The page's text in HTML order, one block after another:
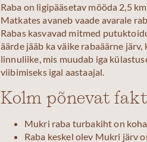
Raba on ligipääsetav mööda 2,5
Matkates avaneb vaade avarale
Rabas kasvavad mitmed
äärde jääb ka väike rabaäärne
linnuliike, mis muudab iga
viibimiseks igal aastaajal.
Kolm põnevat
Mukri raba turbakiht on
Raba keskel olev Mukri järv